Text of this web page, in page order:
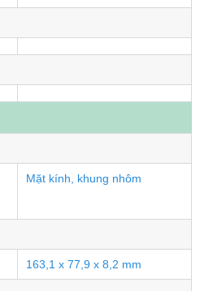
Mặt kính, khung nhôm
163,1 x 77,9 x 8,2 mm